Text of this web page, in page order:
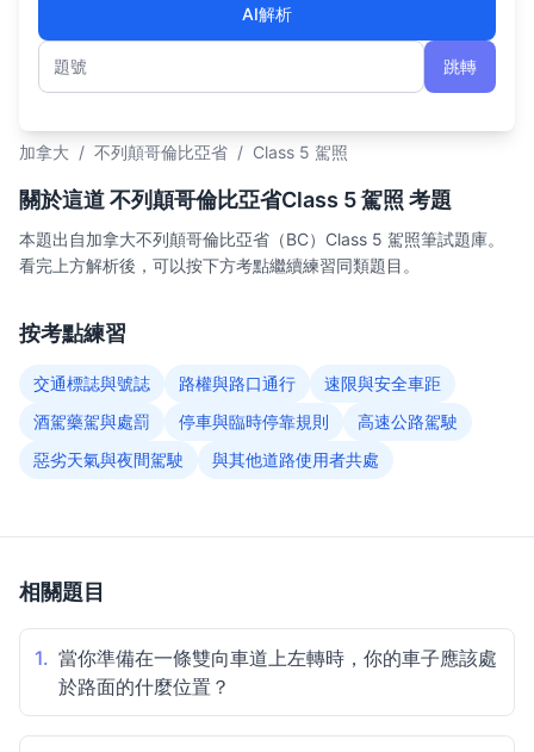
AI解析
題號
跳轉
加拿大 / 不列顛哥倫比亞省 / Class 5 駕照
關於這道 不列顛哥倫比亞省Class 5 駕照 考題
本題出自加拿大不列顛哥倫比亞省（BC）Class 5 駕照筆試題庫。
看完上方解析後，可以按下方考點繼續練習同類題目。
按考點練習
交通標誌與號誌 路權與路口通行
速限與安全車距
酒駕藥駕與處罰
停車與臨時停靠規則
高速公路駕駛
惡劣天氣與夜間駕駛
與其他道路使用者共處
相關題目
1. 當你準備在一條雙向車道上左轉時，你的車子應該處
於路面的什麼位置？